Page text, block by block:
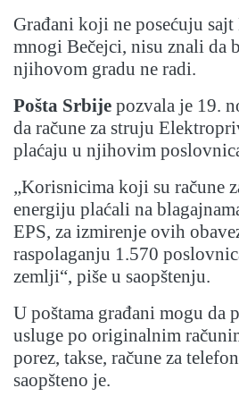
Građani koji ne posećuju sajt
mnogi Bečejci, nisu znali da
njihovom gradu ne radi.
Pošta Srbije pozvala je 19.
da račune za struju
plaćaju u njihovim
„Korisnicima koji su račune
energiju plaćali na
EPS, za izmirenje ovih
raspolaganju 1.570
zemlji“, piše u saopštenju.
U poštama građani mogu da
usluge po originalnim
porez, takse, račune za
saopšteno je.